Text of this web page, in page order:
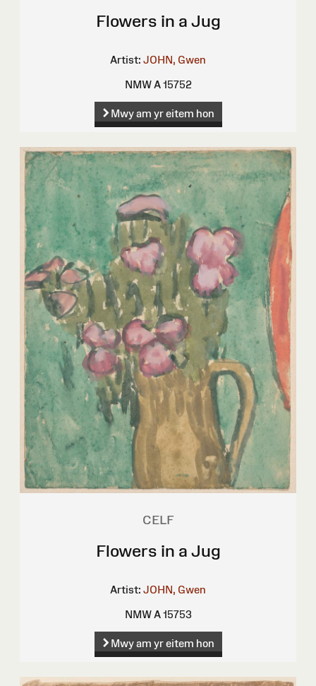
Flowers in a Jug
Artist: JOHN, Gwen
NMW A 15752
Mwy am yr eitem hon
CELF
Flowers in a Jug
Artist: JOHN, Gwen
NMW A 15753
Mwy am yr eitem hon